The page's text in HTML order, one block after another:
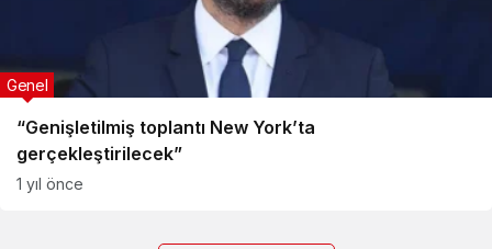
“Genişletilmiş toplantı New York’ta
gerçekleştirilecek”
Genel
1 yıl önce